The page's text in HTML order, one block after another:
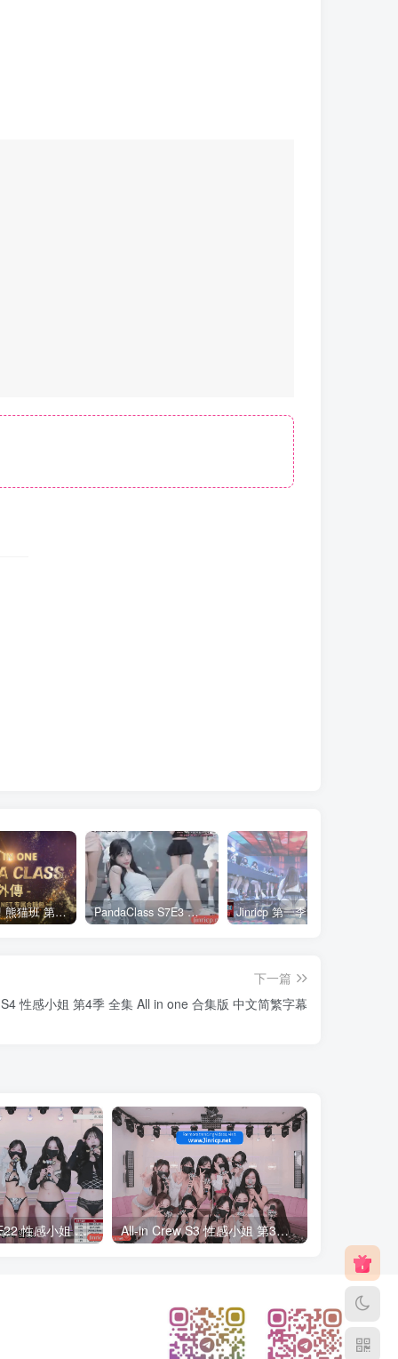
全网最全! 熊猫班 第6季 外传 SpinOff 全集 All in one 合集版 中英韩简繁字幕外挂版 PandaClass S7E3 熊猫班 第7季 第3期 二十一点日 中英韩简繁字幕
下一篇
性感小姐 第4季 全集 All in one 合集版 中文简繁字幕
All-in Crew S2E22 性感小姐 第2季 第22期 最终职级战 简繁中文字幕 All-in Crew S3 性感小姐 第3季 全集 All in one 合集版 中文简繁字幕